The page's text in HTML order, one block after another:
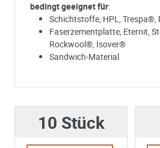
bedingt geeignet für:
Schichtstoffe, HPL, Trespa®,
Faserzementplatte, Eternit,
Rockwool®, Isover®
Sandwich-Material
Hersteller
Maschinen
METABO
Bitte unterbreiten Sie mir ein
Bitte teilen Sie uns die gewünschte
10 Stück